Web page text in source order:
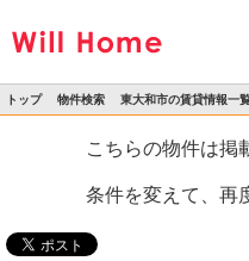
トップ 物件検索 東大和市の賃貸情報一
こちらの物件は掲
条件を変えて、再